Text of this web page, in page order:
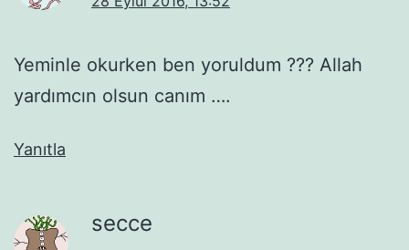
Yeminle okurken ben yoruldum ??? Allah
yardımcın olsun canım ….
Yanıtla
secce